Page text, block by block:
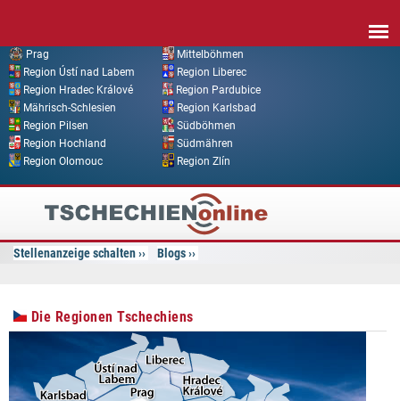
Prag
Mittelböhmen
Region Ústí nad Labem
Region Liberec
Region Hradec Králové
Region Pardubice
Mährisch-Schlesien
Region Karlsbad
Region Pilsen
Südböhmen
Region Hochland
Südmähren
Region Olomouc
Region Zlín
Tschechien
Online
Stellenanzeige schalten Blogs
Die Regionen Tschechiens